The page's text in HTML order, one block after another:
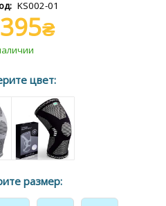
KS002-01
395₴